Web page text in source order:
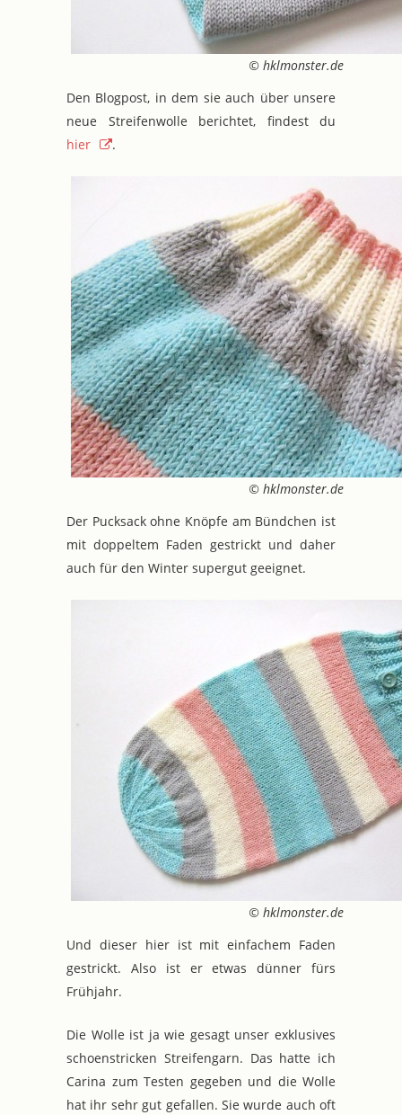
© hklmonster.de
Den Blogpost, in dem sie auch über unsere
neue Streifenwolle berichtet, findest du
hier
.
© hklmonster.de
Der Pucksack ohne Knöpfe am Bündchen ist
mit doppeltem Faden gestrickt und daher
auch für den Winter supergut geeignet.
© hklmonster.de
Und dieser hier ist mit einfachem Faden
gestrickt. Also ist er etwas dünner fürs
Frühjahr.
Die Wolle ist ja wie gesagt unser exklusives
schoenstricken Streifengarn. Das hatte ich
Carina zum Testen gegeben und die Wolle
hat ihr sehr gut gefallen. Sie wurde auch oft